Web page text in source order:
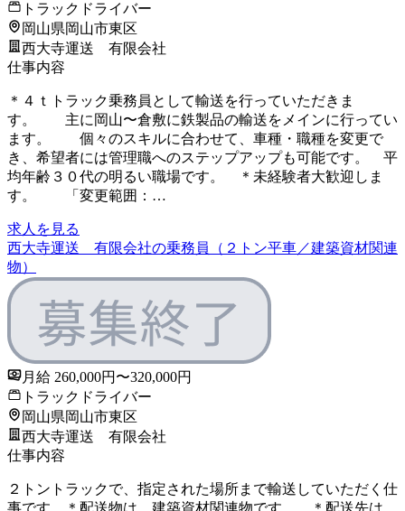
トラックドライバー
岡山県岡山市東区
西大寺運送 有限会社
仕事内容
＊４ｔトラック乗務員として輸送を行っていただきま
す。 主に岡山〜倉敷に鉄製品の輸送をメインに行ってい
ます。 個々のスキルに合わせて、車種・職種を変更で
き、希望者には管理職へのステップアップも可能です。 平
均年齢３０代の明るい職場です。 ＊未経験者大歓迎しま
す。 「変更範囲：…
求人を見る
西大寺運送 有限会社の乗務員（２トン平車／建築資材関連
物）
月給 260,000円〜320,000円
トラックドライバー
岡山県岡山市東区
西大寺運送 有限会社
仕事内容
２トントラックで、指定された場所まで輸送していただく仕